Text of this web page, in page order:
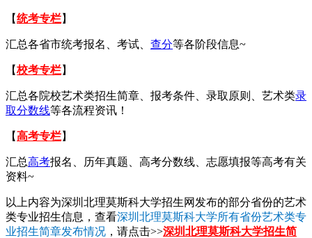
【统考专栏】
汇总各省市统考报名、考试、 查分等各阶段信息~
【校考专栏】
汇总各院校艺术类招生简章、报考条件、录取原则、艺术类录
取分数线等各流程资讯！
【高考专栏】
汇总高考报名、历年真题、高考分数线、志愿填报等高考有关
资料~
以上内容为深圳北理莫斯科大学招生网发布的部分省份的艺术
类专业招生信息，查看深圳北理莫斯科大学所有省份艺术类专
业招生简章发布情况 ，请点击>>深圳北理莫斯科大学招生简